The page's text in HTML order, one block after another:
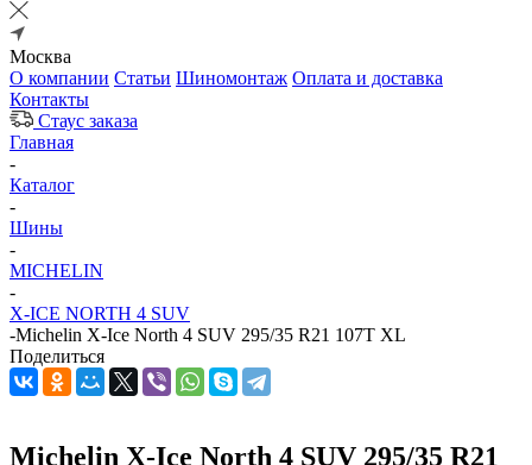
Москва
О компании Статьи Шиномонтаж Оплата и доставка
Контакты
Стаус заказа
Главная
-
Каталог
-
Шины
-
MICHELIN
-
X-ICE NORTH 4 SUV
-Michelin X-Ice North 4 SUV 295/35 R21 107T XL
Поделиться
Michelin X-Ice North 4 SUV 295/35 R21